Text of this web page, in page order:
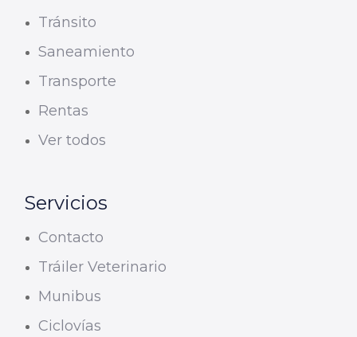
Tránsito
Saneamiento
Transporte
Rentas
Ver todos
Servicios
Contacto
Tráiler Veterinario
Munibus
Ciclovías